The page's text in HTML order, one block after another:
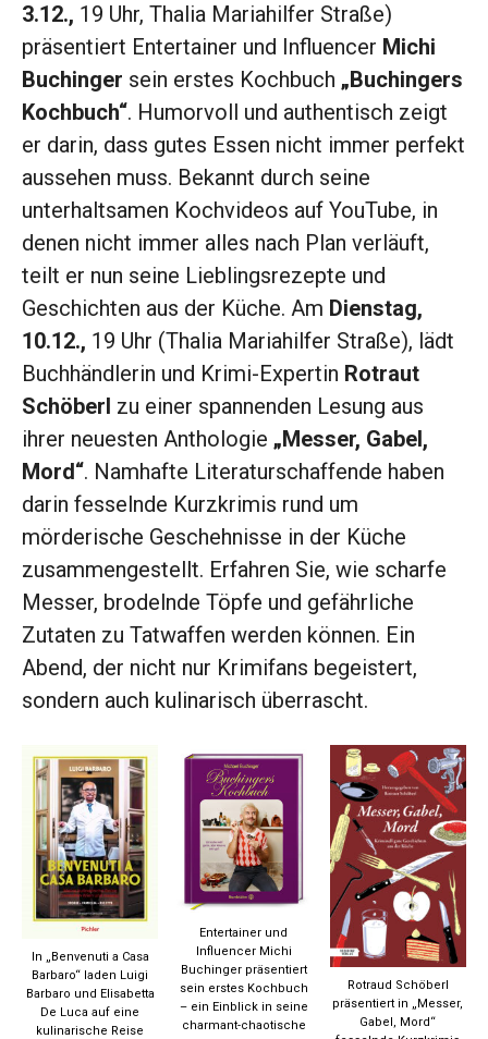
3.12., 19 Uhr, Thalia Mariahilfer Straße)
präsentiert Entertainer und Influencer Michi
Buchinger sein erstes Kochbuch „Buchingers
Kochbuch“. Humorvoll und authentisch zeigt
er darin, dass gutes Essen nicht immer perfekt
aussehen muss. Bekannt durch seine
unterhaltsamen Kochvideos auf YouTube, in
denen nicht immer alles nach Plan verläuft,
teilt er nun seine Lieblingsrezepte und
Geschichten aus der Küche. Am Dienstag,
10.12., 19 Uhr (Thalia Mariahilfer Straße), lädt
Buchhändlerin und Krimi-Expertin Rotraut
Schöberl zu einer spannenden Lesung aus
ihrer neuesten Anthologie „Messer, Gabel,
Mord“. Namhafte Literaturschaffende haben
darin fesselnde Kurzkrimis rund um
mörderische Geschehnisse in der Küche
zusammengestellt. Erfahren Sie, wie scharfe
Messer, brodelnde Töpfe und gefährliche
Zutaten zu Tatwaffen werden können. Ein
Abend, der nicht nur Krimifans begeistert,
sondern auch kulinarisch überrascht.
In „Benvenuti a Casa
Barbaro“ laden Luigi
Barbaro und Elisabetta
De Luca auf eine
kulinarische Reise
Entertainer und
Influencer Michi
Buchinger präsentiert
sein erstes Kochbuch
– ein Einblick in seine
charmant-chaotische
Rotraud Schöberl
präsentiert in „Messer,
Gabel, Mord“